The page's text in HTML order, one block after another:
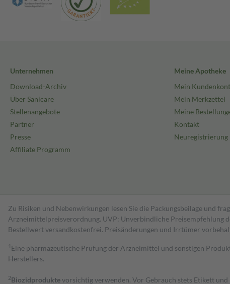
Unternehmen
Download-Archiv
Über Sanicare
Stellenangebote
Partner
Presse
Affiliate Programm
Meine Apotheke
Mein
Mein Merkzettel
Meine
Kontakt
Neuregistrierung
Zu Risiken und Nebenwirkungen lesen Sie die Packungsbeilage und
Arzneimittelpreisverordnung. UVP: Unverbindliche Preisempfehlung
Bestell­wert versand­kosten­frei. Preisänderungen und Irrtümer
1 Eine pharmazeutische Prüfung der Arzneimittel und sonstigen
Herstellers.
2Biozidproduktevorsichtig verwenden. Vor Gebrauch stets Etikett